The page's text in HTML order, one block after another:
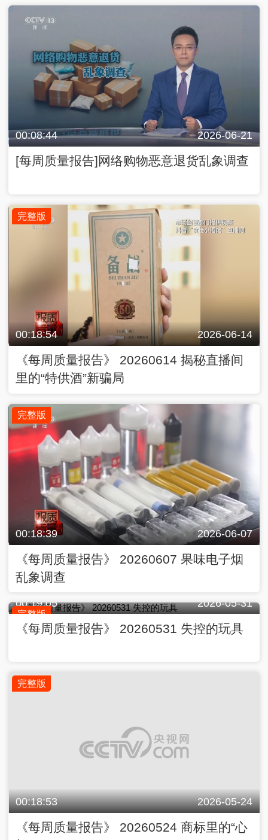
00:08:44 2026-06-21
[每周质量报告]网络购物恶意退货乱象调查
完整版
00:18:54 2026-06-14
《每周质量报告》 20260614 揭秘直播间
里的“特供酒”新骗局
完整版
00:18:39 2026-06-07
《每周质量报告》 20260607 果味电子烟
乱象调查
完整版
00:19:05 2026-05-31
《每周质量报告》 20260531 失控的玩具
完整版
00:18:53 2026-05-24
《每周质量报告》 20260524 商标里的“心